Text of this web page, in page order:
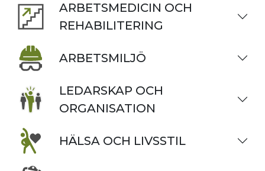
ARBETSMEDICIN OCH
REHABILITERING
ARBETSMILJÖ
LEDARSKAP OCH
ORGANISATION
HÄLSA OCH LIVSSTIL